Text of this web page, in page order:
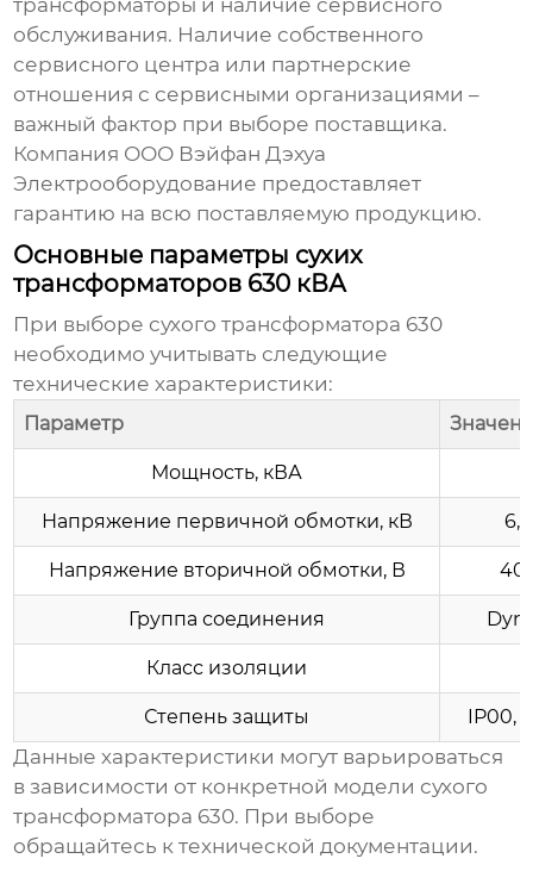
трансформаторы и наличие сервисного
обслуживания. Наличие собственного
сервисного центра или партнерские
отношения с сервисными организациями –
важный фактор при выборе поставщика.
Компания ООО Вэйфан Дэхуа
Электрооборудование предоставляет
гарантию на всю поставляемую продукцию.
Основные параметры сухих
трансформаторов 630 кВА
При выборе сухого трансформатора 630
необходимо учитывать следующие
технические характеристики:
Параметр
Мощность, кВА
Напряжение первичной обмотки, кВ 6,
Напряжение вторичной обмотки, В
Группа соединения
Класс изоляции
Степень защиты IP00,
Данные характеристики могут варьироваться
в зависимости от конкретной модели сухого
трансформатора 630. При выборе
обращайтесь к технической документации.